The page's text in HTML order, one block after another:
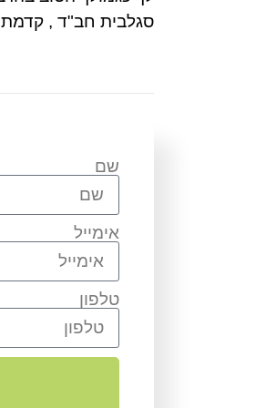
סגלבית חב"ד ,
שם
אימייל
טלפון